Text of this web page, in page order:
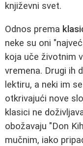
književni svet.
Odnos prema
neke su oni
koja uče životnim
vremena. Drugi ih
lektiru, a neki im
otkrivajući nove
klasici ne
obožavaju "Don
mučnim, iako